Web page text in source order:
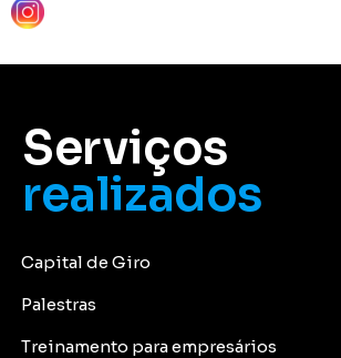
Serviços
realizados
Capital de Giro
Palestras
Treinamento para empresários